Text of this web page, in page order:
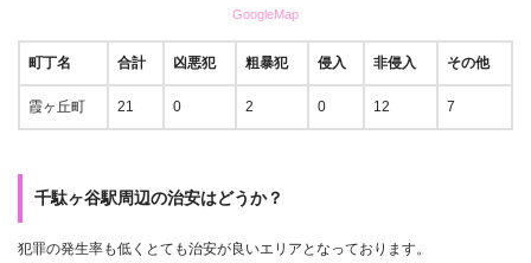
GoogleMap
町丁名 合計 凶悪犯 粗暴犯 侵入 非侵入 その他
霞ヶ丘町 21 0 2 0 12 7
千駄ヶ谷駅周辺の治安はどうか？
犯罪の発生率も低くとても治安が良いエリアとなっております。